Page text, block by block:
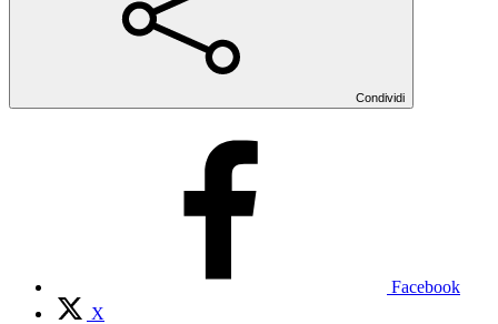
Condividi
Facebook
X